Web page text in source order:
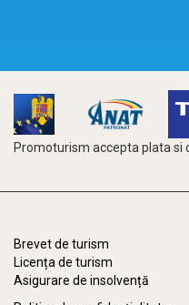
Promoturism accepta plata si
Brevet de turism
Licența de turism
Asigurare de insolvență